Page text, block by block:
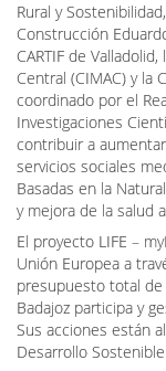
Rural y
Construcción
CARTIF de
Central (CIMAC) y la
coordinado por el
Investigaciones
contribuir a
servicios sociales
Basadas en la
y mejora de la salud
El proyecto LIFE –
Unión Europea a
presupuesto total
Badajoz participa y
Sus acciones están
Desarrollo